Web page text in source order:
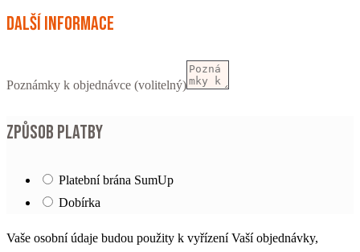
Další informace
Poznámky k objednávce (volitelný)
Způsob platby
Platební brána SumUp
Dobírka
Vaše osobní údaje budou použity k vyřízení Vaší objednávky,